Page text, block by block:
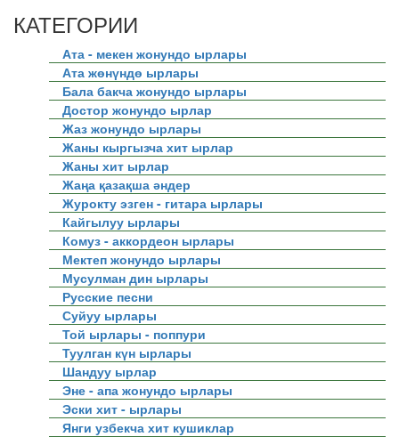
КАТЕГОРИИ
Ата - мекен жонундо ырлары
Ата жөнүндө ырлары
Бала бакча жонундо ырлары
Достор жонундо ырлар
Жаз жонундо ырлары
Жаны кыргызча хит ырлар
Жаны хит ырлар
Жаңа қазақша әндер
Журокту эзген - гитара ырлары
Кайгылуу ырлары
Комуз - аккордеон ырлары
Мектеп жонундо ырлары
Мусулман дин ырлары
Русские песни
Суйуу ырлары
Той ырлары - поппури
Туулган күн ырлары
Шандуу ырлар
Эне - апа жонундо ырлары
Эски хит - ырлары
Янги узбекча хит кушиклар